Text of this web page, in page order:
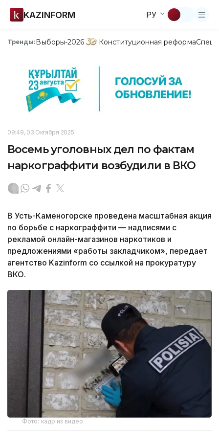
KAZINFORM РУ
Тренды:Выборы-2026 Конституционная реформа
09:49, 03 Октября 2025
Восемь уголовных дел по фактам
наркограффити возбудили в ВКО
В Усть-Каменогорске проведена масштабная акция
по борьбе с наркограффити — надписями с
рекламой онлайн-магазинов наркотиков и
предложениями «работы закладчиком», передает
агентство Kazinform со ссылкой на прокуратуру
ВКО.
Фото: кадр из видео